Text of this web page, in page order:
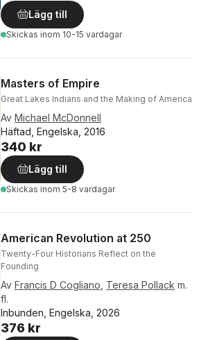
Lägg till
Skickas inom 10-15 vardagar
Masters of Empire
Great Lakes Indians and the Making of America
Av Michael McDonnell
Häftad, Engelska, 2016
340 kr
Lägg till
Skickas inom 5-8 vardagar
American Revolution at 250
Twenty-Four Historians Reflect on the
Founding
Av Francis D Cogliano Teresa Pollack m.
fl.
Inbunden, Engelska, 2026
376 kr